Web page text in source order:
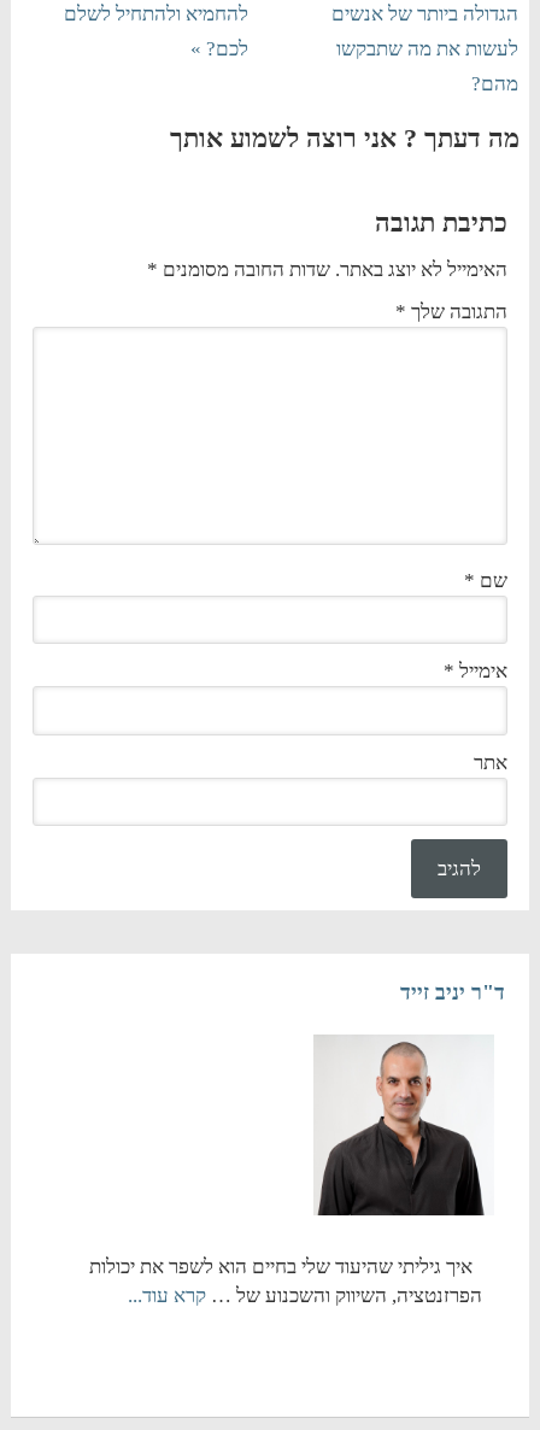
הגדולה ביותר של אנשים
לעשות את מה שתבקשו
מהם?
להחמיא ולהתחיל לשלם
לכם? »
מה דעתך ? אני רוצה לשמוע אותך
כתיבת תגובה
האימייל לא יוצג באתר. שדות החובה מסומנים *
התגובה שלך *
שם *
אימייל *
אתר
ד"ר יניב זייד
איך גיליתי שהיעוד שלי בחיים הוא לשפר את יכולות
הפרזנטציה, השיווק והשכנוע של … קרא עוד...